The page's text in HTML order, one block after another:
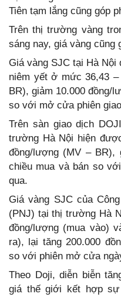
Tiên tạm lắng cũng góp
Trên thị trường vàng
sáng nay, giá vàng cũng
Giá vàng SJC tại Hà
niêm yết ở mức 36,43
BR), giảm 10.000 đồng/
so với mở cửa phiên
Trên sàn giao dịch
trường Hà Nội hiện
đồng/lượng (MV –
chiều mua và bán so
qua.
Giá vàng SJC của
(PNJ) tại thị trường Hà
đồng/lượng (mua vào)
ra), lại tăng 200.000
so với phiên mở cửa
Theo Doji, diễn biễn
giá thế giới kết hợp